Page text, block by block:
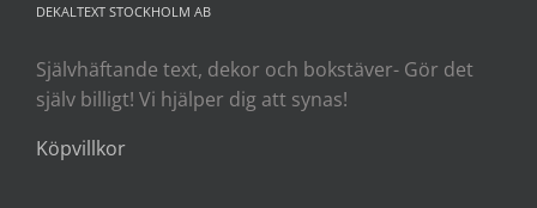
DEKALTEXT STOCKHOLM AB
Självhäftande text, dekor och bokstäver- Gör det
själv billigt! Vi hjälper dig att synas!
Köpvillkor